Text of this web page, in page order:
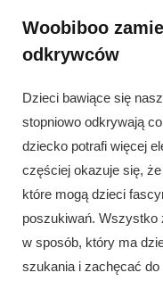
Woobiboo
odkrywców
Dzieci bawiące się
stopniowo odkrywają
dziecko potrafi więcej
częściej okazuje się,
które mogą dzieci
poszukiwań. Wszystko
w sposób, który ma
szukania i zachęcać do